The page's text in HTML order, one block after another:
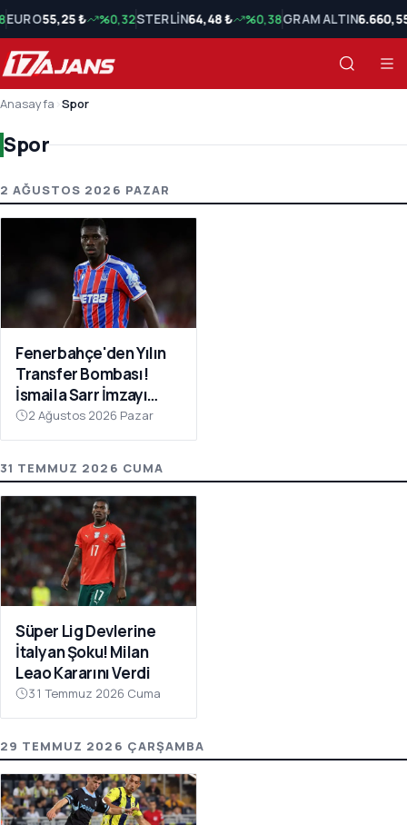
EURO55,25 ₺ %0,32STERLİN64,48 ₺ %0,38GRAM ALTIN
Anasayfa Spor
Spor
Spor Son Haberler
2 AĞUSTOS 2026 PAZAR
Fenerbahçe'den Yılın
Transfer Bombası!
İsmaila Sarr İmzayı
Atıyor
2 Ağustos 2026 Pazar
31 TEMMUZ 2026 CUMA
Süper Lig Devlerine
İtalyan Şoku! Milan
Leao Kararını Verdi
31 Temmuz 2026 Cuma
29 TEMMUZ 2026 ÇARŞAMBA